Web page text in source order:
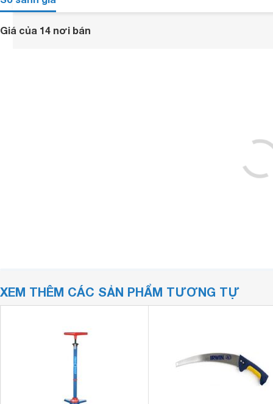
Giá của 14 nơi bán
XEM THÊM CÁC SẢN PHẨM TƯƠNG TỰ